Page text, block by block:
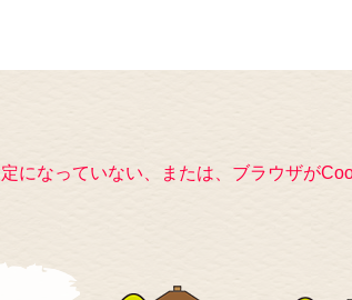
になっていない、または、ブラウザが